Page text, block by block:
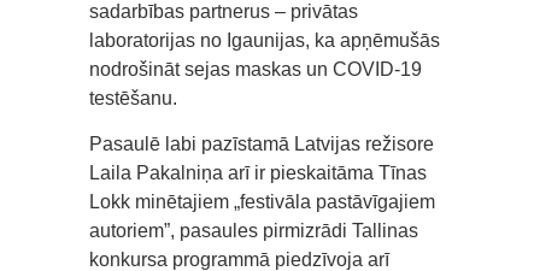
sadarbības partnerus – privātas
laboratorijas no Igaunijas, ka apņēmušās
nodrošināt sejas maskas un COVID-19
testēšanu.
Pasaulē labi pazīstamā Latvijas režisore
Laila Pakalniņa arī ir pieskaitāma Tīnas
Lokk minētajiem „festivāla pastāvīgajiem
autoriem”, pasaules pirmizrādi Tallinas
konkursa programmā piedzīvoja arī